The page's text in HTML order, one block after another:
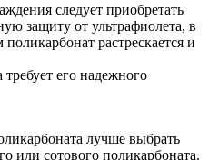
следует приобретать
защиту от ультрафиолета, в
растрескается и
требует его надежного
лучше выбрать
или сотового поликарбоната.